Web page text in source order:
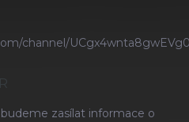
channel/
zasílat informace o